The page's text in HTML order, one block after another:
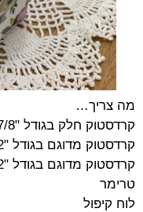
מה צריך…
קרדסטוק חלק בגודל "7/8 10 * "7/8 10
קרדסטוק מדוגם בגודל "12 * "1/4 11
קרדסטוק מדוגם בגודל "1/2 4 * "1/4 11
טרימר
לוח קיפול